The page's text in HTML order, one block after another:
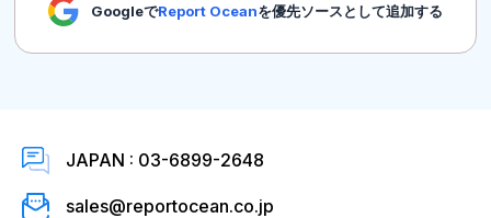
GoogleでReport Oceanを優先ソースとして追加する
JAPAN : 03-6899-2648
sales@reportocean.co.jp